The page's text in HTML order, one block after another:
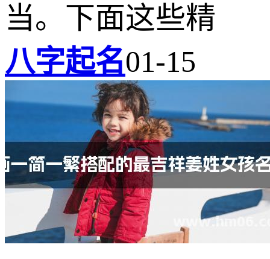
当。下面这些精
八字起名01-15